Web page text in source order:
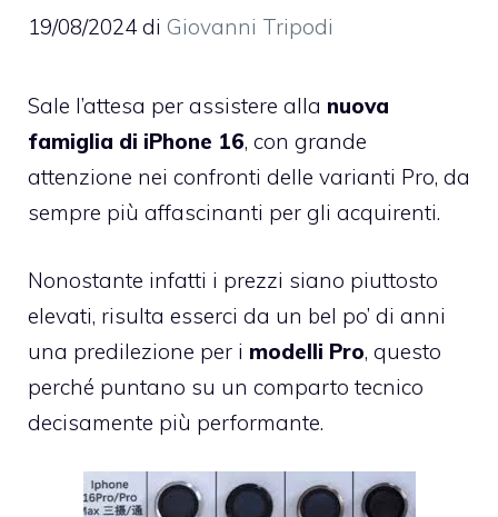
19/08/2024 di Giovanni Tripodi
Sale l’attesa per assistere alla nuova
famiglia di iPhone 16, con grande
attenzione nei confronti delle varianti Pro, da
sempre più affascinanti per gli acquirenti.
Nonostante infatti i prezzi siano piuttosto
elevati, risulta esserci da un bel po’ di anni
una predilezione per i modelli Pro, questo
perché puntano su un comparto tecnico
decisamente più performante.